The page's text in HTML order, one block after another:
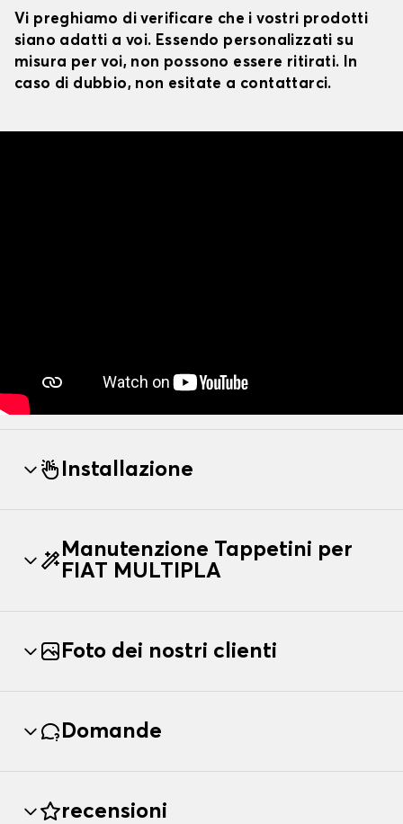
Vi preghiamo di verificare che i vostri prodotti
siano adatti a voi. Essendo personalizzati su
misura per voi, non possono essere ritirati. In
caso di dubbio, non esitate a contattarci.
Installazione
Manutenzione Tappetini per
FIAT MULTIPLA
Foto dei nostri clienti
Domande
recensioni